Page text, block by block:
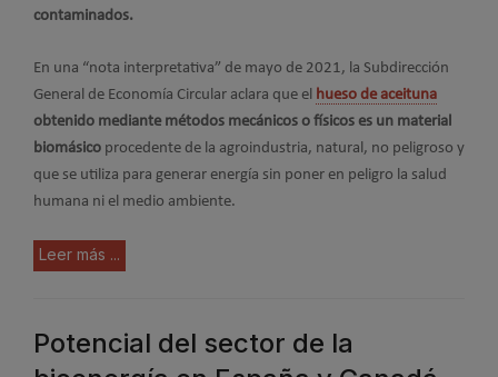
contaminados.
En una “nota interpretativa” de mayo de 2021, la Subdirección
General de Economía Circular aclara que el hueso de aceituna
obtenido mediante métodos mecánicos o físicos es un material
biomásico procedente de la agroindustria, natural, no peligroso y
que se utiliza para generar energía sin poner en peligro la salud
humana ni el medio ambiente.
Leer más ...
Potencial del sector de la